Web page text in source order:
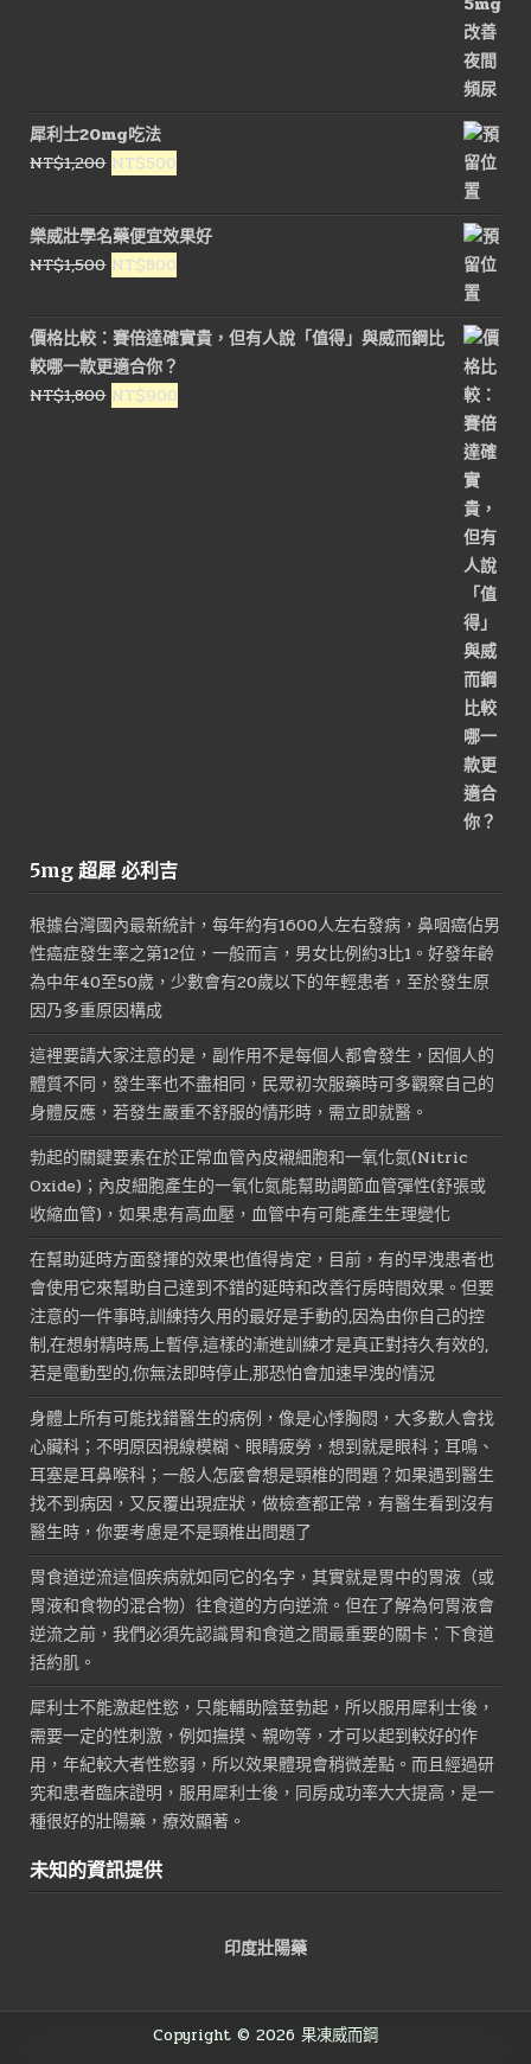
犀利士20mg吃法
NT$1,200 原
價
格：
NT$1,200。
NT$500
價
格：
NT$500。
樂威壯學名藥便宜效果好
NT$1,500 原
價
格：
NT$1,500。
NT$800
價
格：
NT$800。
價格比較：賽倍達確實貴，但有人說「值得」與威而鋼比
較哪一款更適合你？
NT$1,800 原
NT$900
5mg 超犀 必利吉
根據台灣國內最新統計，每年約有1600人左右發病，鼻咽癌佔男
性癌症發生率之第12位，一般而言，男女比例約3比1。好發年齡
為中年40至50歲，少數會有20歲以下的年輕患者，至於發生原
因乃多重原因構成
這裡要請大家注意的是，副作用不是每個人都會發生，因個人的
體質不同，發生率也不盡相同，民眾初次服藥時可多觀察自己的
身體反應，若發生嚴重不舒服的情形時，需立即就醫。
勃起的關鍵要素在於正常血管內皮襯細胞和一氧化氮(Nitric
Oxide)；內皮細胞產生的一氧化氮能幫助調節血管彈性(舒張或
收縮血管)，如果患有高血壓，血管中有可能產生生理變化
在幫助延時方面發揮的效果也值得肯定，目前，有的早洩患者也
會使用它來幫助自己達到不錯的延時和改善行房時間效果。但要
注意的一件事時,訓練持久用的最好是手動的,因為由你自己的控
制,在想射精時馬上暫停,這樣的漸進訓練才是真正對持久有效的,
若是電動型的,你無法即時停止,那恐怕會加速早洩的情況
身體上所有可能找錯醫生的病例，像是心悸胸悶，大多數人會找
心臟科；不明原因視線模糊、眼睛疲勞，想到就是眼科；耳鳴、
耳塞是耳鼻喉科；一般人怎麼會想是頸椎的問題？如果遇到醫生
找不到病因，又反覆出現症狀，做檢查都正常，有醫生看到沒有
醫生時，你要考慮是不是頸椎出問題了
胃食道逆流這個疾病就如同它的名字，其實就是胃中的胃液（或
胃液和食物的混合物）往食道的方向逆流。但在了解為何胃液會
逆流之前，我們必須先認識胃和食道之間最重要的關卡：下食道
括約肌。
犀利士不能激起性慾，只能輔助陰莖勃起，所以服用犀利士後，
需要一定的性刺激，例如撫摸、親吻等，才可以起到較好的作
用，年紀較大者性慾弱，所以效果體現會稍微差點。而且經過研
究和患者臨床證明，服用犀利士後，同房成功率大大提高，是一
種很好的壯陽藥，療效顯著。
未知的資訊提供
印度壯陽藥
Copyright © 2026 果凍威而鋼